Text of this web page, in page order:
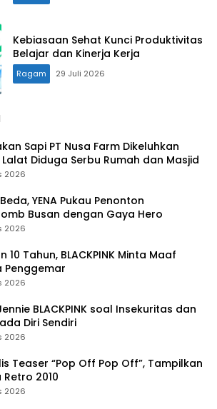
Kebiasaan Sehat Kunci Produktivitas
Belajar dan Kinerja Kerja
Ragam 29 Juli 2026
Sapi PT Nusa Farm Dikeluhkan
Diduga Serbu Rumah dan Masjid
2026
YENA Pukau Penonton
Busan dengan Gaya Hero
2026
10 Tahun, BLACKPINK Minta Maaf
Penggemar
2026
BLACKPINK soal Insekuritas dan
Diri Sendiri
2026
Teaser “Pop Off Pop Off”, Tampilkan
Retro 2010
2026